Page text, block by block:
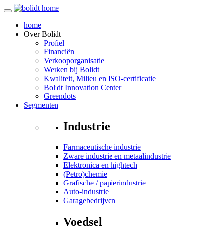
home
OverBolidt
Profiel
Financiën
Verkooporganisatie
Werken bij Bolidt
Kwaliteit, Milieu en ISO-certificatie
Bolidt Innovation Center
Greendots
Segmenten
Industrie
Farmaceutische industrie
Zware industrie en metaalindustrie
Elektronica en hightech
(Petro)chemie
Grafische / papierindustrie
Auto-industrie
Garagebedrijven
Voedsel